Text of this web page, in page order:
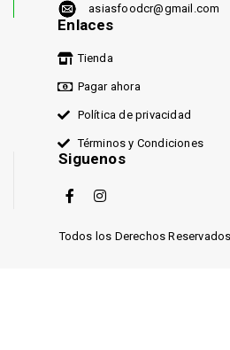
asiasfoodcr@gmail.com
Enlaces
Tienda
Pagar ahora
Política de privacidad
Términos y Condiciones
Siguenos
Todos los Derechos